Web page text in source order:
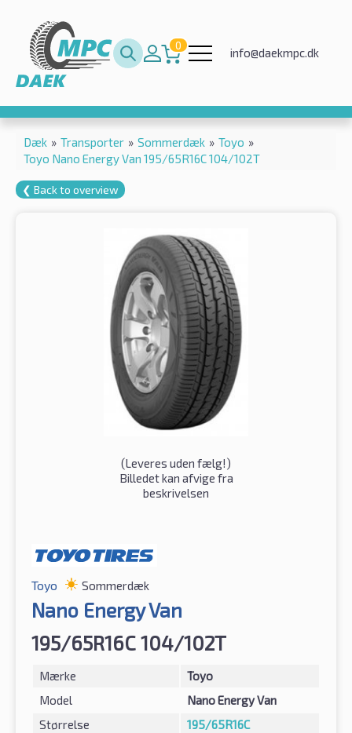
0
info@daekmpc.dk
Dæk » Transporter » Sommerdæk » Toyo »
Toyo Nano Energy Van 195/65R16C 104/102T
❮ Back to overview
(Leveres uden fælg!)
Billedet kan afvige fra
beskrivelsen
Toyo Sommerdæk
Nano Energy Van
195/65R16C 104/102T
Mærke
Toyo
Model
Nano Energy Van
Størrelse
195/65R16C